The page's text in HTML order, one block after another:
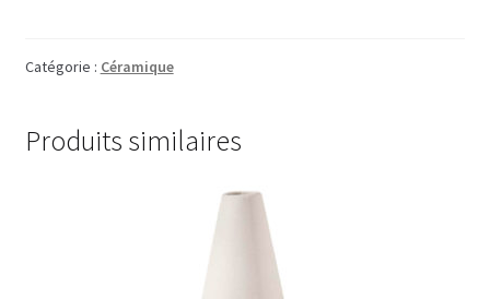
Catégorie : Céramique
Produits similaires